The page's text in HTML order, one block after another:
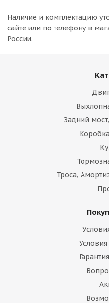
Наличие и комплектацию
сайте или по телефону в
России.
Задний
Троса,
Условия